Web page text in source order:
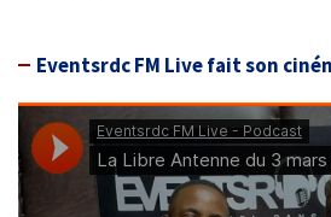
Eventsrdc FM Live fait son